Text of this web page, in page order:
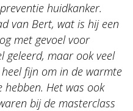
huidkanker.
van Bert, wat is hij een
met gevoel voor
geleerd, maar ook veel
fijn om in de warmte
hebben. Het was ook
bij de masterclass